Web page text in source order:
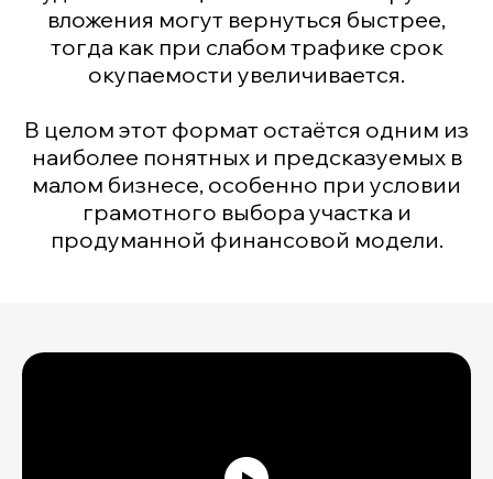
вложения могут вернуться быстрее,
тогда как при слабом трафике срок
окупаемости увеличивается.
В целом этот формат остаётся одним из
наиболее понятных и предсказуемых в
малом бизнесе, особенно при условии
грамотного выбора участка и
продуманной финансовой модели.